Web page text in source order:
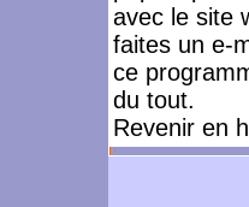
avec le site
faites un e-
ce
du tout.
Revenir en